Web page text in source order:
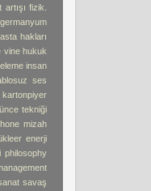
artışı fizik.
germanyum
hakları
vine hukuk
insan
ses
kartonpiyer
tekniği
mizah
enerji
philosophy
savaş